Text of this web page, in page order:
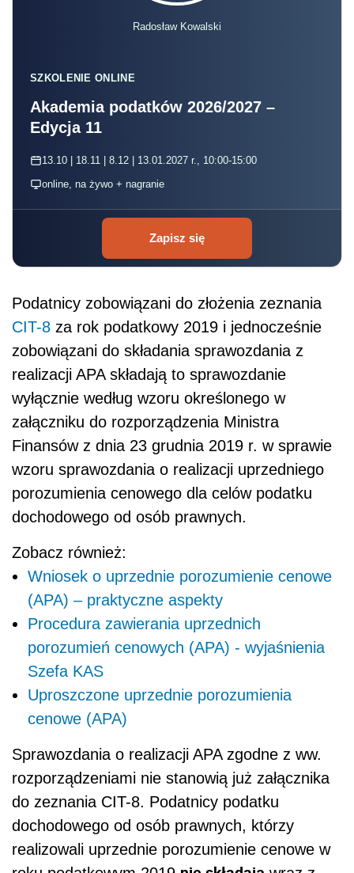
Radosław Kowalski
SZKOLENIE ONLINE
Akademia podatków 2026/2027 –
Edycja 11
13.10 | 18.11 | 8.12 | 13.01.2027 r., 10:00-15:00
online, na żywo + nagranie
Zapisz się
Podatnicy zobowiązani do złożenia zeznania
CIT-8 za rok podatkowy 2019 i jednocześnie
zobowiązani do składania sprawozdania z
realizacji APA składają to sprawozdanie
wyłącznie według wzoru określonego w
załączniku do rozporządzenia Ministra
Finansów z dnia 23 grudnia 2019 r. w sprawie
wzoru sprawozdania o realizacji uprzedniego
porozumienia cenowego dla celów podatku
dochodowego od osób prawnych.
Zobacz również:
Wniosek o uprzednie porozumienie cenowe
(APA) – praktyczne aspekty
Procedura zawierania uprzednich
porozumień cenowych (APA) - wyjaśnienia
Szefa KAS
Uproszczone uprzednie porozumienia
cenowe (APA)
Sprawozdania o realizacji APA zgodne z ww.
rozporządzeniami nie stanowią już załącznika
do zeznania CIT-8. Podatnicy podatku
dochodowego od osób prawnych, którzy
realizowali uprzednie porozumienie cenowe w